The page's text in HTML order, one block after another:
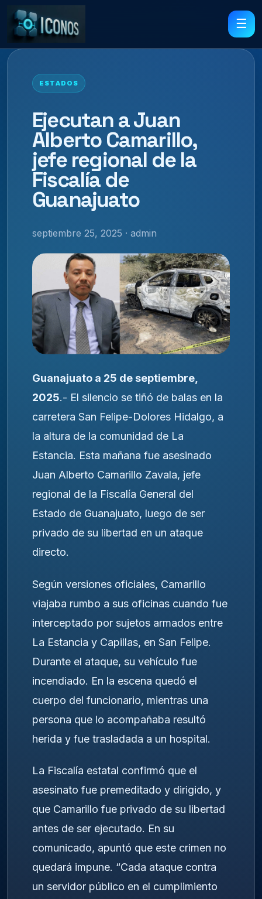
☰
ESTADOS
Ejecutan a Juan
Alberto Camarillo,
jefe regional de la
Fiscalía de
Guanajuato
septiembre 25, 2025 · admin
Guanajuato a 25 de septiembre,
2025.- El silencio se tiñó de balas en la
carretera San Felipe-Dolores Hidalgo, a
la altura de la comunidad de La
Estancia. Esta mañana fue asesinado
Juan Alberto Camarillo Zavala, jefe
regional de la Fiscalía General del
Estado de Guanajuato, luego de ser
privado de su libertad en un ataque
directo.
Según versiones oficiales, Camarillo
viajaba rumbo a sus oficinas cuando fue
interceptado por sujetos armados entre
La Estancia y Capillas, en San Felipe.
Durante el ataque, su vehículo fue
incendiado. En la escena quedó el
cuerpo del funcionario, mientras una
persona que lo acompañaba resultó
herida y fue trasladada a un hospital.
La Fiscalía estatal confirmó que el
asesinato fue premeditado y dirigido, y
que Camarillo fue privado de su libertad
antes de ser ejecutado. En su
comunicado, apuntó que este crimen no
quedará impune. “Cada ataque contra
un servidor público en el cumplimiento